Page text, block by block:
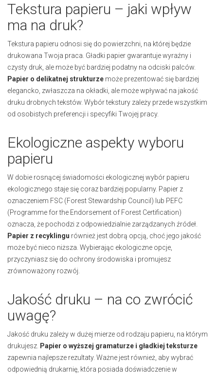
Tekstura papieru – jaki wpływ
ma na druk?
Tekstura papieru odnosi się do powierzchni, na której będzie
drukowana Twoja praca. Gładki papier gwarantuje wyraźny i
czysty druk, ale może być bardziej podatny na odciski palców.
Papier o delikatnej strukturze może prezentować się bardziej
elegancko, zwłaszcza na okładki, ale może wpływać na jakość
druku drobnych tekstów. Wybór tekstury zależy przede wszystkim
od osobistych preferencji i specyfiki Twojej pracy.
Ekologiczne aspekty wyboru
papieru
W dobie rosnącej świadomości ekologicznej wybór papieru
ekologicznego staje się coraz bardziej popularny. Papier z
oznaczeniem FSC (Forest Stewardship Council) lub PEFC
(Programme for the Endorsement of Forest Certification)
oznacza, że pochodzi z odpowiedzialnie zarządzanych źródeł.
Papier z recyklingu również jest dobrą opcją, choć jego jakość
może być nieco niższa. Wybierając ekologiczne opcje,
przyczyniasz się do ochrony środowiska i promujesz
zrównoważony rozwój.
Jakość druku – na co zwrócić
uwagę?
Jakość druku zależy w dużej mierze od rodzaju papieru, na którym
drukujesz. Papier o wyższej gramaturze i gładkiej teksturze
zapewnia najlepsze rezultaty. Ważne jest również, aby wybrać
odpowiednią drukarnię, która posiada doświadczenie w